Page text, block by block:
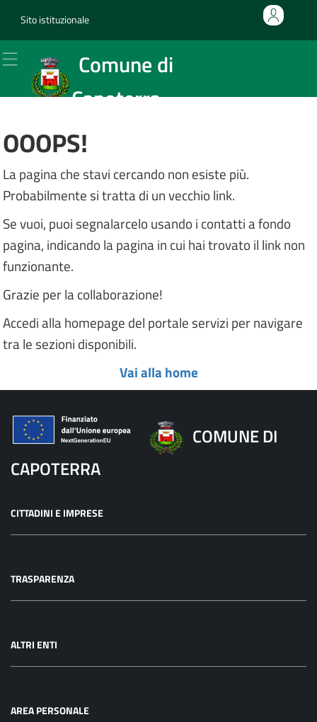
cittadini e imprese
trasparenza
area personale
Sito istituzionale
Sito istituzionale
Comune di
Capoterra
OOOPS!
La pagina che stavi cercando non esiste più.
Probabilmente si tratta di un vecchio link.
Se vuoi, puoi segnalarcelo usando i contatti a fondo
pagina, indicando la pagina in cui hai trovato il link non
funzionante.
Grazie per la collaborazione!
Accedi alla homepage del portale servizi per navigare
tra le sezioni disponibili.
Vai alla home
COMUNE DI
CAPOTERRA
CITTADINI E IMPRESE
TRASPARENZA
ALTRI ENTI
AREA PERSONALE